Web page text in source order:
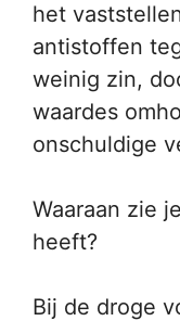
het
antistoffen
weinig zin,
waardes
onschuldige
Waaraan zie
heeft?
Bij de droge